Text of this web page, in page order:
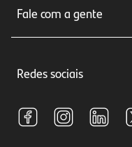
Seguros
Crédito e
Investimentos
Relações com
Fale com a gente
Central de Renegociação
S.A.C
Redes sociais